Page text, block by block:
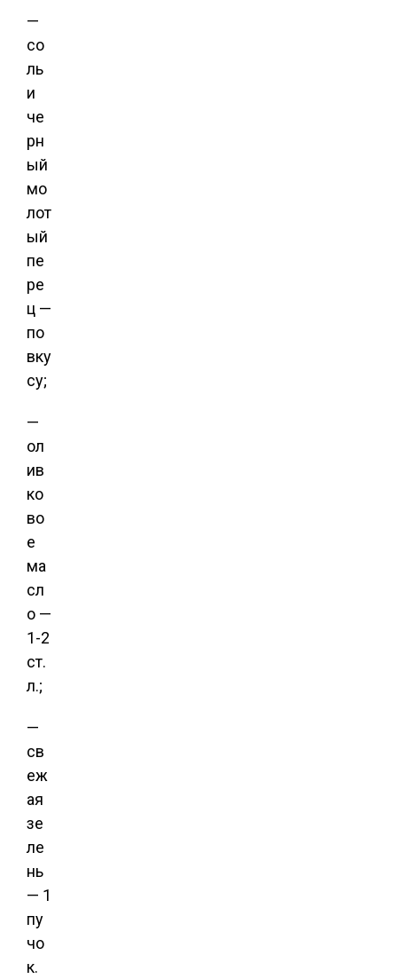
—
со
ль
и
че
рн
ый
мо
лот
ый
пе
ре
ц —
по
вку
су;
—
ол
ив
ко
во
е
ма
сл
о —
1-2
ст.
л.;
—
св
еж
ая
зе
ле
нь
— 1
пу
чо
к.